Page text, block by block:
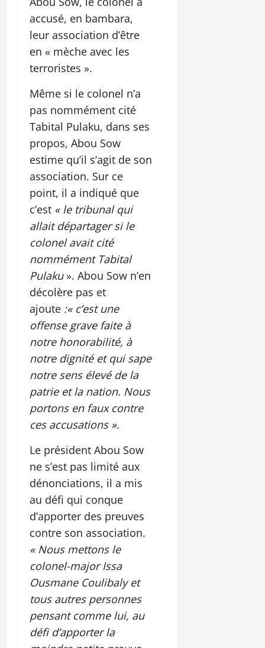
accusé, en bambara,
leur association d’être
en « mèche avec les
terroristes ».
Même si le colonel n’a
pas nommément cité
Tabital Pulaku, dans ses
propos, Abou Sow
estime qu’il s’agit de son
association. Sur ce
point, il a indiqué que
c’est « le tribunal qui
allait départager si le
colonel avait cité
nommément Tabital
Pulaku». Abou Sow n’en
décolère pas et
ajoute :« c’est une
offense grave faite à
notre honorabilité, à
notre dignité et qui sape
notre sens élevé de la
patrie et la nation. Nous
portons en faux contre
ces accusations ».
Le président Abou Sow
ne s’est pas limité aux
dénonciations, il a mis
au défi qui conque
d’apporter des preuves
contre son association.
« Nous mettons le
colonel-major Issa
Ousmane Coulibaly et
tous autres personnes
pensant comme lui, au
défi d’apporter la